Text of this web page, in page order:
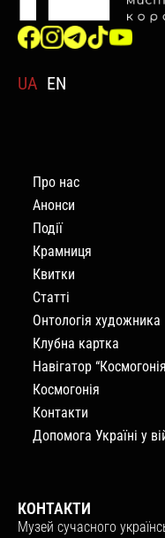
UA EN
Про нас
Анонси
Події
Крамниця
Квитки
Статті
Онтологія художника
Клубна картка
Навігатор
Космогонія
Контакти
Допомога Україні у
КОНТАКТИ
Музей сучасного